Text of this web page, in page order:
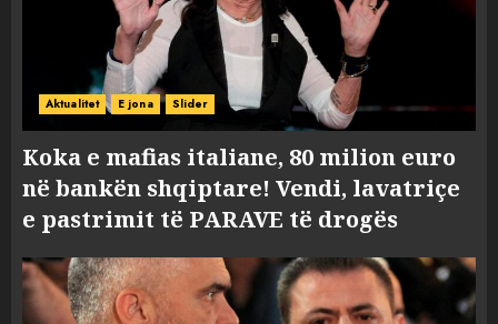
Aktualitet E jona Slider
Koka e mafias italiane, 80 milion euro
në bankën shqiptare! Vendi, lavatriçe
e pastrimit të PARAVE të drogës